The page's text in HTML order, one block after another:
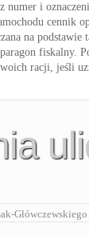
i
cennik
na
fiskalny.
racji, jeśli
Główczewskiego